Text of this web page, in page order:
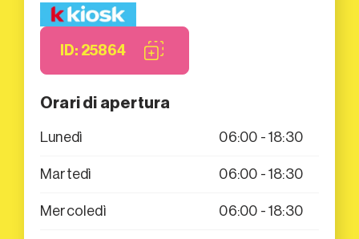
ID: 25864
Orari di apertura
Lunedì 06:00 - 18:30
Martedì 06:00 - 18:30
Mercoledì 06:00 - 18:30